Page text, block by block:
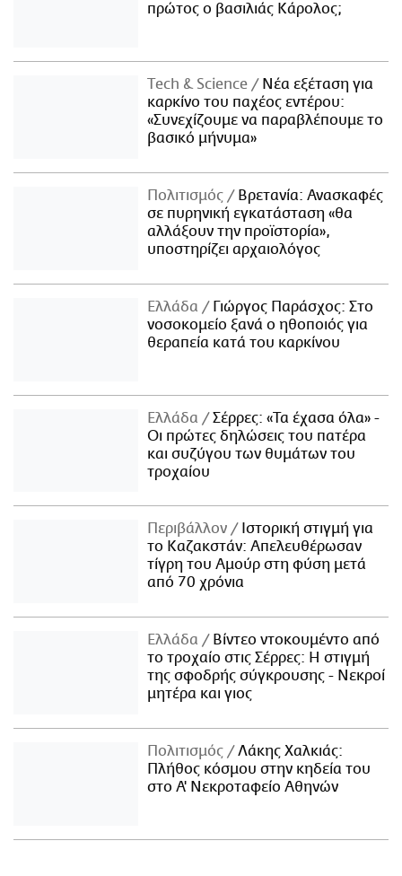
πρώτος ο βασιλιάς Κάρολος;
Τech & Science
Νέα εξέταση για
καρκίνο του παχέος εντέρου:
«Συνεχίζουμε να παραβλέπουμε το
βασικό μήνυμα»
Πολιτισμός
Βρετανία: Ανασκαφές
σε πυρηνική εγκατάσταση «θα
αλλάξουν την προϊστορία»,
υποστηρίζει αρχαιολόγος
Ελλάδα
Γιώργος Παράσχος: Στο
νοσοκομείο ξανά ο ηθοποιός για
θεραπεία κατά του καρκίνου
Ελλάδα
Σέρρες: «Τα έχασα όλα» -
Οι πρώτες δηλώσεις του πατέρα
και συζύγου των θυμάτων του
τροχαίου
Περιβάλλον
Ιστορική στιγμή για
το Καζακστάν: Απελευθέρωσαν
τίγρη του Αμούρ στη φύση μετά
από 70 χρόνια
Ελλάδα
Βίντεο ντοκουμέντο από
το τροχαίο στις Σέρρες: Η στιγμή
της σφοδρής σύγκρουσης - Νεκροί
μητέρα και γιος
Πολιτισμός
Λάκης Χαλκιάς:
Πλήθος κόσμου στην κηδεία του
στο Α' Νεκροταφείο Αθηνών